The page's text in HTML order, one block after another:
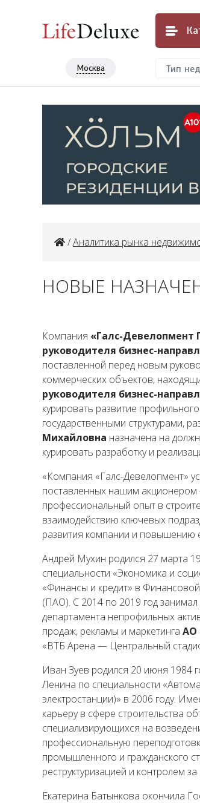
Москва
/Аналитика рынка
НОВЫЕ
Компания «Галс-Девелопмент
руководителя бизнес-
поставленной перед новым
коммерческих объектов,
руководителя бизнес-
курировать развитие
государственными структурами,
Михайловна назначена на
курировать разработку и
«Компания «Галс-Девелопмент»
поставленных нашим акционером
профессиональный опыт в
взаимодействию ключевых
развития компании и повышению
Андрей Мухин родился 27 марта
специальности «Экономика и
«Финансы и кредит» в
(ПАО). С 2014 по 2019 год
департамента непрофильных
продаж, рекламы и маркетинга АО
«ВТБ Арена — Центральный
Иван Зуев родился 20 июня 1984
Ленина по специальности
электростанции)» в 2006 году.
карьеру в сфере строительства
специализирующихся на
профессиональную
промышленного и гражданского
реструктуризацией и контролем
Екатерина Батынкова окончила